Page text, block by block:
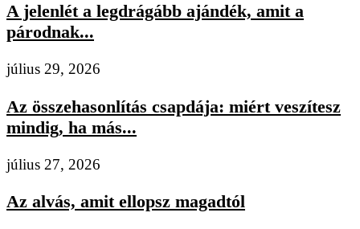
A jelenlét a legdrágább ajándék, amit a
párodnak...
július 29, 2026
Az összehasonlítás csapdája: miért veszítesz
mindig, ha más...
július 27, 2026
Az alvás, amit ellopsz magadtól